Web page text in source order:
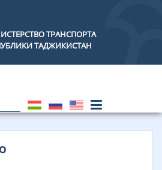
ТРАНСПОРТА
ТАДЖИКИСТАН